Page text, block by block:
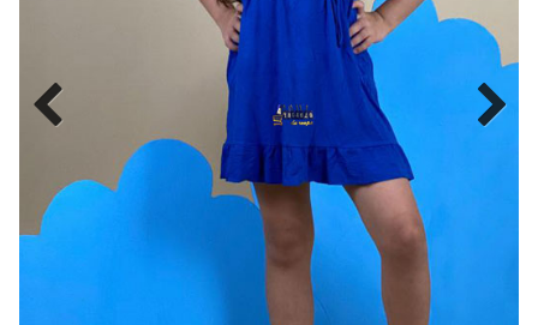
MODA
GRIFE
INFANTIL
MODA